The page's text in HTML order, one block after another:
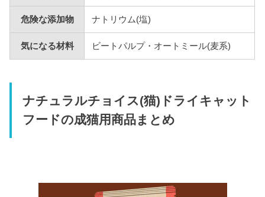
危険な添加物 ナトリウム(塩)
気になる材料 ビートパルプ・オートミール(麦系)
ナチュラルチョイス(猫)ドライキャット
フードの成猫用商品まとめ